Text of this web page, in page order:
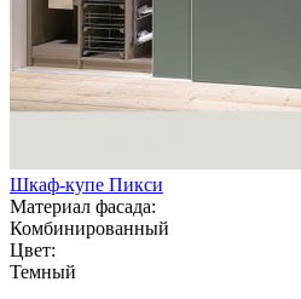
Шкаф-купе Пикси
Материал фасада:
Комбинированный
Цвет:
Темный